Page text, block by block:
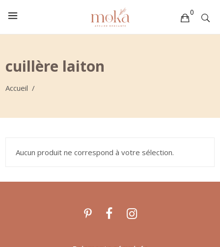
0
cuillère laiton
Accueil /
Aucun produit ne correspond à votre sélection.